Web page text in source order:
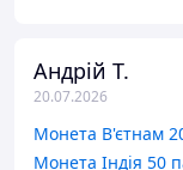
Андрій Т.
20.07.2026
Монета В'єтнам
Монета Індія 50